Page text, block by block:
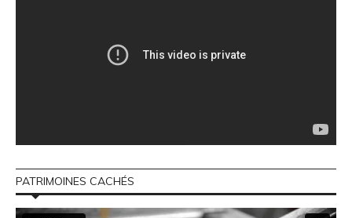
PATRIMOINES CACHÉS